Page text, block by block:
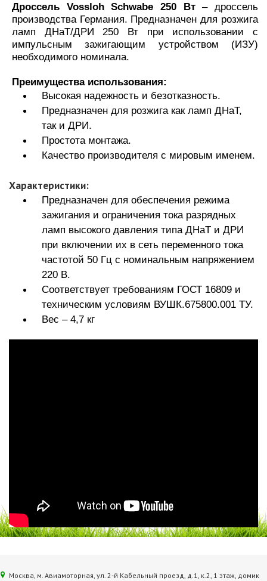
Дроссель Vossloh Schwabe 250 Вт– дроссель
производства Германия. Предназначен для розжига
ламп ДНаТ/ДРИ 250 Вт при использовании с
импульсным зажигающим устройством (ИЗУ)
необходимого номинала.
Преимущества использования:
Высокая надежность и безотказность.
Предназначен для розжига как ламп ДНаТ,
так и ДРИ.
Простота монтажа.
Качество производителя с мировым именем.
Характеристики:
Предназначен для обеспечения режима
зажигания и ограничения тока разрядных
ламп высокого давления типа ДНаТ и ДРИ
при включении их в сеть переменного тока
частотой 50 Гц с номинальным напряжением
220 В.
Соответствует требованиям ГОСТ 16809 и
техническим условиям ВУШК.675800.001 ТУ.
Вес – 4,7 кг
Москва, м. Авиамоторная, ул. 2‑й Кабельный проезд, д.1, к.2, 1 этаж, домик